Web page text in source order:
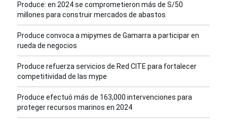
Produce: en 2024 se comprometieron más de S/50
millones para construir mercados de abastos
Produce convoca a mipymes de Gamarra a participar en
rueda de negocios
Produce refuerza servicios de Red CITE para fortalecer
competitividad de las mype
Produce efectuó más de 163,000 intervenciones para
proteger recursos marinos en 2024